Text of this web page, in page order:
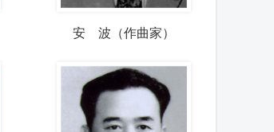
安 波（作曲家）